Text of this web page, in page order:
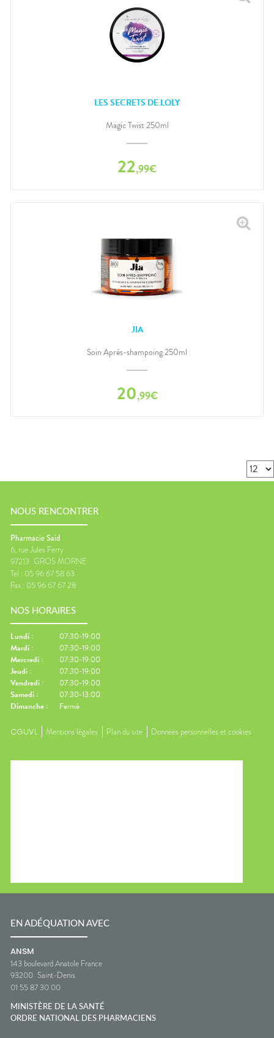
LES SECRETS DE LOLY
Magic Twist 250ml
22,99€
JIA
Soin Après-shampoing 250ml
20,99€
NOUS RENCONTRER
Pharmacie Said
6, rue Jules Ferry
97213 GROS MORNE
Tel : 05 96 67 58 63
Fax : 05 96 67 67 28
NOS HORAIRES
Lundi :
07:30-19:00
Mardi :
07:30-19:00
Mercredi :
07:30-19:00
Jeudi :
07:30-19:00
Vendredi :
07:30-19:00
Samedi :
07:30-13:00
Dimanche : Fermé
CGUVL Mentions légales Plan du site Données personnelles et cookies
EN ADÉQUATION AVEC
ANSM
143 boulevard Anatole France
93200 Saint-Denis
01 55 87 30 00
MINISTÈRE DE LA SANTÉ
ORDRE NATIONAL DES PHARMACIENS